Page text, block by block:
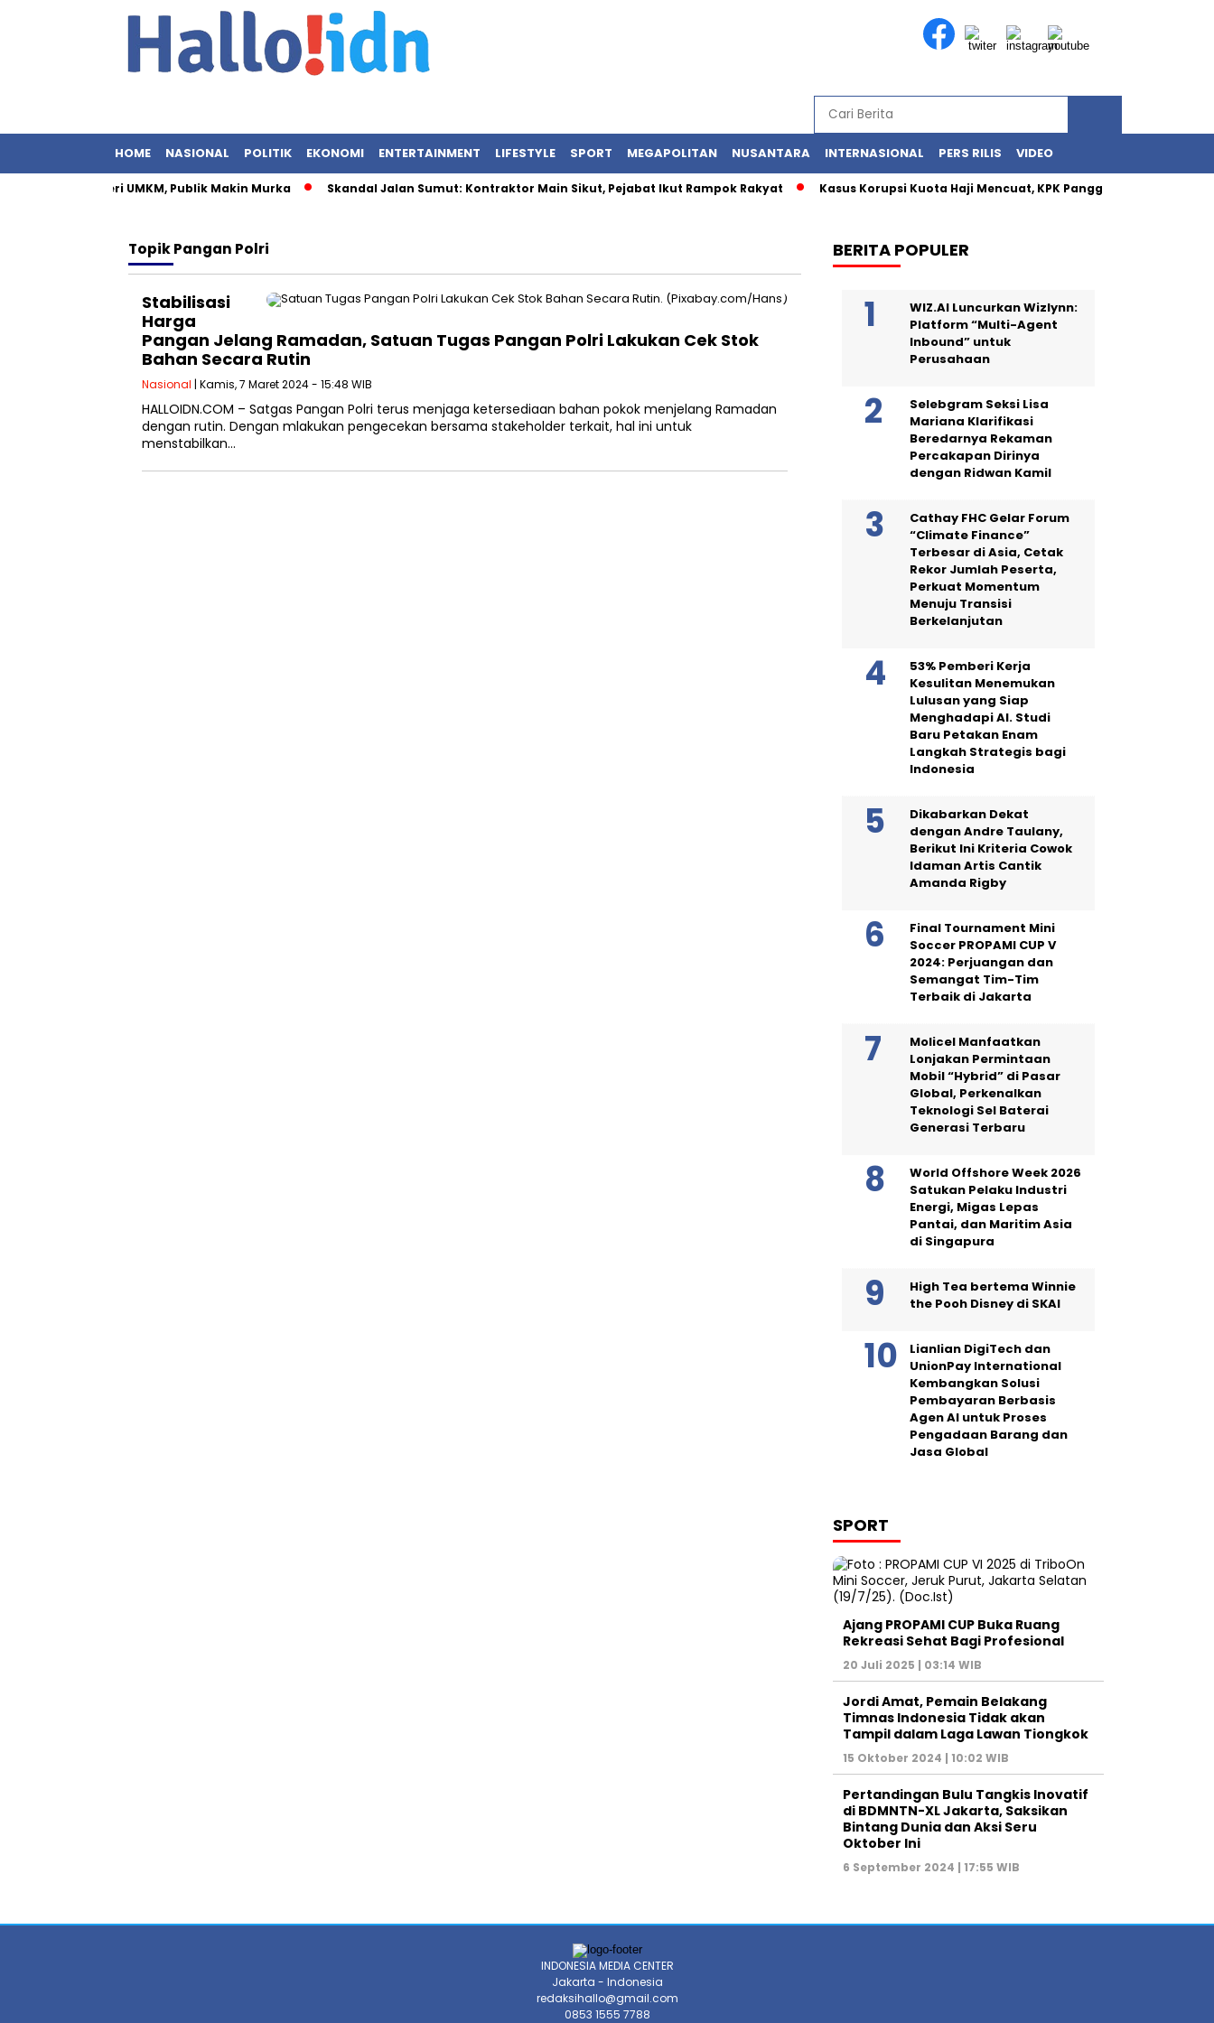
HOME NASIONAL POLITIK EKONOMI ENTERTAINMENT LIFESTYLE SPORT MEGAPOLITAN NUSANTARA INTERNASIONAL PERS RILIS VIDEO
Istri Menteri UMKM, Publik Makin Murka Skandal Jalan Sumut: Kontraktor Main Sikut, Pejabat Ikut Rampok Rakyat Kasus Korupsi Kuota Haji Mencuat, KPK Panggil Khalid Basalamah
TopikPangan Polri
Stabilisasi
Harga
Pangan Jelang Ramadan, Satuan Tugas Pangan Polri Lakukan Cek Stok
Bahan Secara Rutin
Nasional | Kamis, 7 Maret 2024 - 15:48 WIB
HALLOIDN.COM – Satgas Pangan Polri terus menjaga ketersediaan bahan pokok menjelang Ramadan
dengan rutin. Dengan mlakukan pengecekan bersama stakeholder terkait, hal ini untuk
menstabilkan…
BERITA POPULER
WIZ.AI Luncurkan Wizlynn:
Platform “Multi-Agent
Inbound” untuk
Perusahaan
Selebgram Seksi Lisa
Mariana Klarifikasi
Beredarnya Rekaman
Percakapan Dirinya
dengan Ridwan Kamil
Cathay FHC Gelar Forum
“Climate Finance”
Terbesar di Asia, Cetak
Rekor Jumlah Peserta,
Perkuat Momentum
Menuju Transisi
Berkelanjutan
53% Pemberi Kerja
Kesulitan Menemukan
Lulusan yang Siap
Menghadapi AI. Studi
Baru Petakan Enam
Langkah Strategis bagi
Indonesia
Dikabarkan Dekat
dengan Andre Taulany,
Berikut Ini Kriteria Cowok
Idaman Artis Cantik
Amanda Rigby
Final Tournament Mini
Soccer PROPAMI CUP V
2024: Perjuangan dan
Semangat Tim-Tim
Terbaik di Jakarta
Molicel Manfaatkan
Lonjakan Permintaan
Mobil “Hybrid” di Pasar
Global, Perkenalkan
Teknologi Sel Baterai
Generasi Terbaru
World Offshore Week 2026
Satukan Pelaku Industri
Energi, Migas Lepas
Pantai, dan Maritim Asia
di Singapura
High Tea bertema Winnie
the Pooh Disney di SKAI
Lianlian DigiTech dan
UnionPay International
Kembangkan Solusi
Pembayaran Berbasis
Agen AI untuk Proses
Pengadaan Barang dan
Jasa Global
SPORT
Ajang PROPAMI CUP Buka Ruang
Rekreasi Sehat Bagi Profesional
20 Juli 2025 | 03:14 WIB
Jordi Amat, Pemain Belakang
Timnas Indonesia Tidak akan
Tampil dalam Laga Lawan Tiongkok
15 Oktober 2024 | 10:02 WIB
Pertandingan Bulu Tangkis Inovatif
di BDMNTN-XL Jakarta, Saksikan
Bintang Dunia dan Aksi Seru
Oktober Ini
6 September 2024 | 17:55 WIB
INDONESIA MEDIA CENTER
Jakarta - Indonesia
redaksihallo@gmail.com
0853 1555 7788